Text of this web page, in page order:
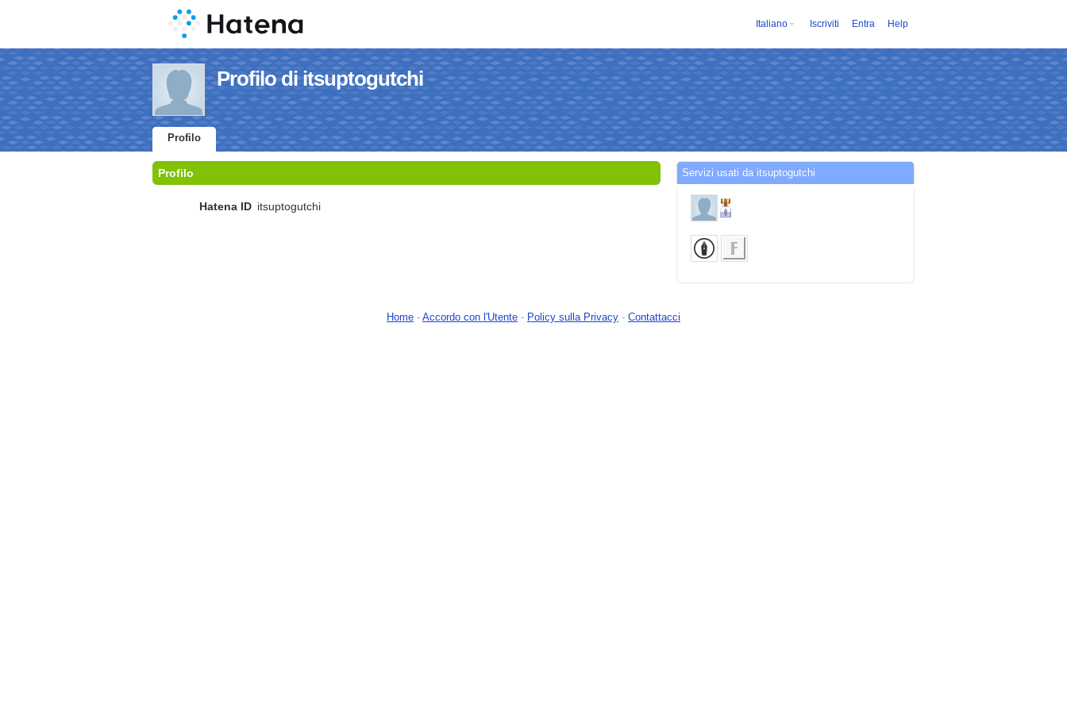
Italiano Iscriviti Entra Help
Profilo di itsuptogutchi
Profilo
Profilo
Hatena ID itsuptogutchi
Servizi usati da itsuptogutchi
Home - Accordo con l'Utente - Policy sulla Privacy - Contattacci